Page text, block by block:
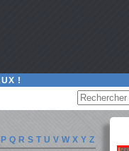
!
P Q R S T U V W X Y Z